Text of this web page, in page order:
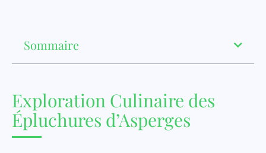
Sommaire
Exploration Culinaire des
Épluchures d’Asperges